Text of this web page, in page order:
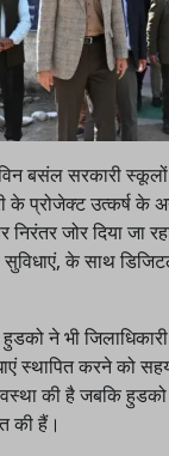
बसंल सरकारी
के प्रोजेक्ट उत्कर्ष के
निरंतर जोर दिया जा
के साथ
ने भी
स्थापित करने को
की है जबकि हुडको
की हैं।